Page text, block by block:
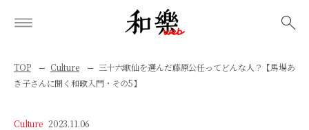
TOP Culture
三十六歌仙を選んだ藤原公任ってどんな人？【馬場あ
き子さんに聞く和歌入門・その5】
Culture 2023.11.06